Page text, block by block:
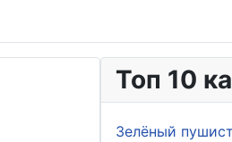
Топ 10
Зелёный